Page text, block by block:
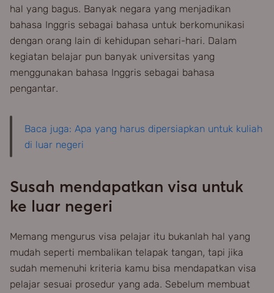
hal yang bagus. Banyak negara yang menjadikan
bahasa Inggris sebagai bahasa untuk berkomunikasi
dengan orang lain di kehidupan sehari-hari. Dalam
kegiatan belajar pun banyak universitas yang
menggunakan bahasa Inggris sebagai bahasa
pengantar.
Baca juga: Apa yang harus dipersiapkan untuk kuliah
di luar negeri
Susah mendapatkan visa untuk
ke luar negeri
Memang mengurus visa pelajar itu bukanlah hal yang
mudah seperti membalikan telapak tangan, tapi jika
sudah memenuhi kriteria kamu bisa mendapatkan visa
pelajar sesuai prosedur yang ada. Sebelum membuat